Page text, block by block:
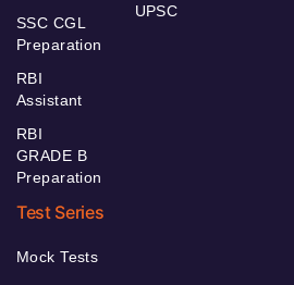
SSC CGL
Preparation
RBI
Assistant
RBI
GRADE B
Preparation
UPSC
Test Series
Mock Tests